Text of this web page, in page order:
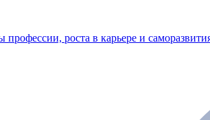
роста в карьере и